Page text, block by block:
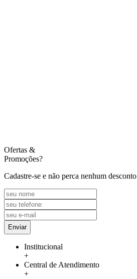
Ofertas &
Promoções?
Cadastre-se e não perca nenhum desconto
Enviar
Institucional
+
Central de Atendimento
+